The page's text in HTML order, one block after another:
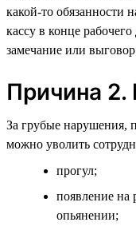
какой-то обязанности
кассу в конце
замечание или
Причина 2.
За грубые нарушения,
можно уволить
прогул;
появление на
опьянении;